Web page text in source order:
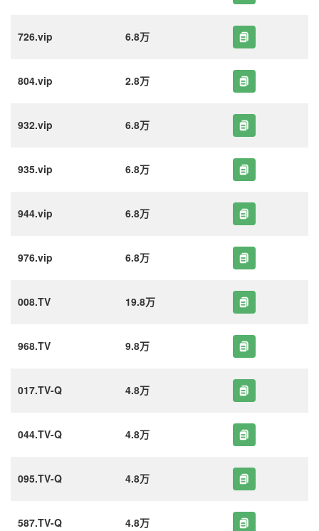
726.vip 6.8万
804.vip 2.8万
932.vip 6.8万
935.vip 6.8万
944.vip 6.8万
976.vip 6.8万
008.TV 19.8万
968.TV 9.8万
017.TV-Q 4.8万
044.TV-Q 4.8万
095.TV-Q 4.8万
587.TV-Q 4.8万